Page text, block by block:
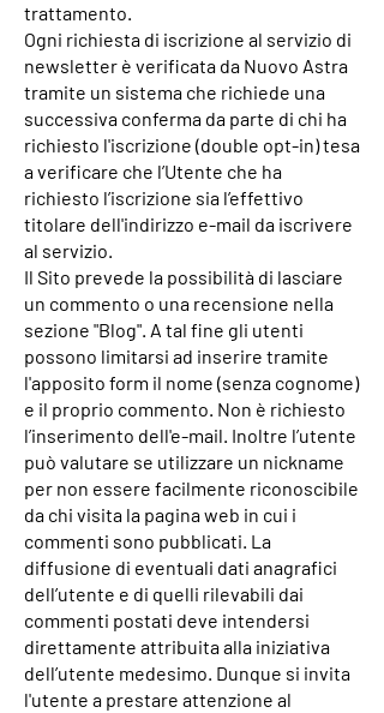
trattamento.
Ogni richiesta di iscrizione al servizio di
newsletter è verificata da Nuovo Astra
tramite un sistema che richiede una
successiva conferma da parte di chi ha
richiesto l'iscrizione (double opt-in) tesa
a verificare che l’Utente che ha
richiesto l’iscrizione sia l’effettivo
titolare dell'indirizzo e-mail da iscrivere
al servizio.
Il Sito prevede la possibilità di lasciare
un commento o una recensione nella
sezione "Blog". A tal fine gli utenti
possono limitarsi ad inserire tramite
l'apposito form il nome (senza cognome)
e il proprio commento. Non è richiesto
l’inserimento dell'e-mail. Inoltre l’utente
può valutare se utilizzare un nickname
per non essere facilmente riconoscibile
da chi visita la pagina web in cui i
commenti sono pubblicati. La
diffusione di eventuali dati anagrafici
dell’utente e di quelli rilevabili dai
commenti postati deve intendersi
direttamente attribuita alla iniziativa
dell’utente medesimo. Dunque si invita
l'utente a prestare attenzione al